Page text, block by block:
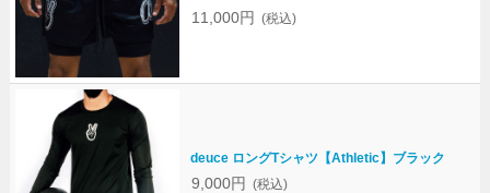
11,000円 (税込)
deuce ロングTシャツ【Athletic】ブラック
9,000円 (税込)